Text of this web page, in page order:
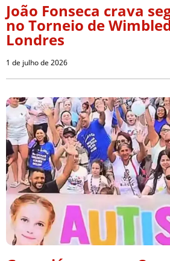
João Fonseca crava
no Torneio de
Londres
1 de julho de 2026